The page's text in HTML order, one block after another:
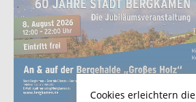
Cookies erleichtern die